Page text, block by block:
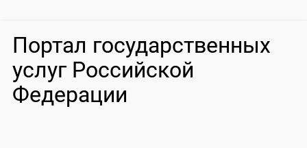
Портал государственных
услуг Российской
Федерации